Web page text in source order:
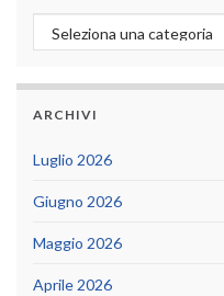
Categorie
ARCHIVI
Luglio 2026
Giugno 2026
Maggio 2026
Aprile 2026